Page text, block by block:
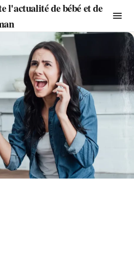
l'actualité de bébé et de